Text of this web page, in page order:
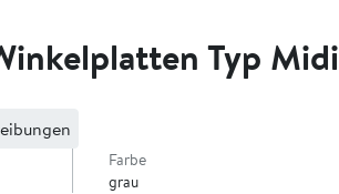
Typ Midi
Farbe
grau